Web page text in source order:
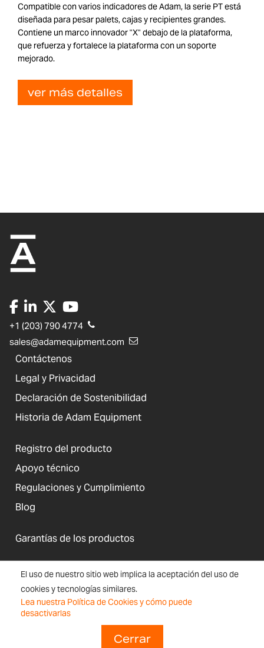
El uso de nuestro sitio web implica la aceptación del uso de
cookies y tecnologías similares.
Lea nuestra Política de Cookies y cómo puede
desactivarlas
Cerrar
Compatible con varios indicadores de Adam, la serie PT está
diseñada para pesar palets, cajas y recipientes grandes.
Contiene un marco innovador "X" debajo de la plataforma,
que refuerza y fortalece la plataforma con un soporte
mejorado.
ver más detalles
+1 (203) 790 4774
sales@adamequipment.com
Contáctenos
Legal y Privacidad
Declaración de Sostenibilidad
Historia de Adam Equipment
Registro del producto
Apoyo técnico
Regulaciones y Cumplimiento
Blog
Garantías de los productos
Estados Unidos
Términos y
Condiciones
Accesibilidad, Cookies e
Información del Sitio Web
Inscripción
Copyright © 2026 Adam Equipment